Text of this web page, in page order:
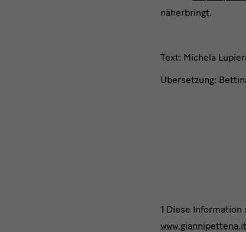
näherbringt.
Text: Michela Lupieri
Übersetzung:
1 Diese Information